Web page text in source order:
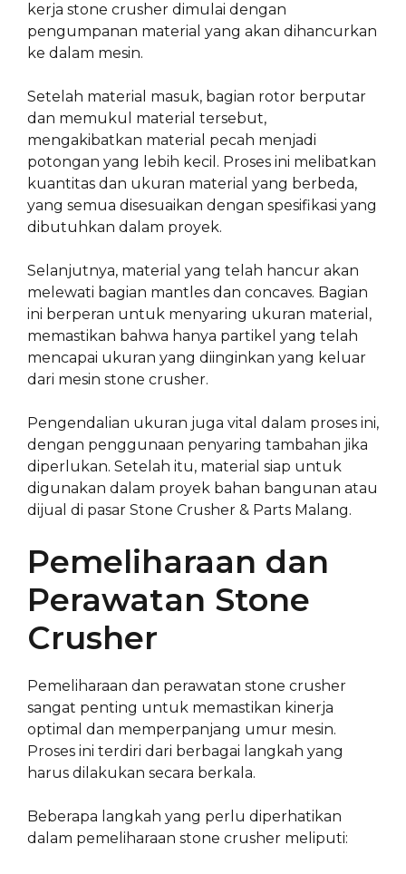
kerja stone crusher dimulai dengan
pengumpanan material yang akan dihancurkan
ke dalam mesin.
Setelah material masuk, bagian rotor berputar
dan memukul material tersebut,
mengakibatkan material pecah menjadi
potongan yang lebih kecil. Proses ini melibatkan
kuantitas dan ukuran material yang berbeda,
yang semua disesuaikan dengan spesifikasi yang
dibutuhkan dalam proyek.
Selanjutnya, material yang telah hancur akan
melewati bagian mantles dan concaves. Bagian
ini berperan untuk menyaring ukuran material,
memastikan bahwa hanya partikel yang telah
mencapai ukuran yang diinginkan yang keluar
dari mesin stone crusher.
Pengendalian ukuran juga vital dalam proses ini,
dengan penggunaan penyaring tambahan jika
diperlukan. Setelah itu, material siap untuk
digunakan dalam proyek bahan bangunan atau
dijual di pasar Stone Crusher & Parts Malang.
Pemeliharaan dan
Perawatan Stone
Crusher
Pemeliharaan dan perawatan stone crusher
sangat penting untuk memastikan kinerja
optimal dan memperpanjang umur mesin.
Proses ini terdiri dari berbagai langkah yang
harus dilakukan secara berkala.
Beberapa langkah yang perlu diperhatikan
dalam pemeliharaan stone crusher meliputi: